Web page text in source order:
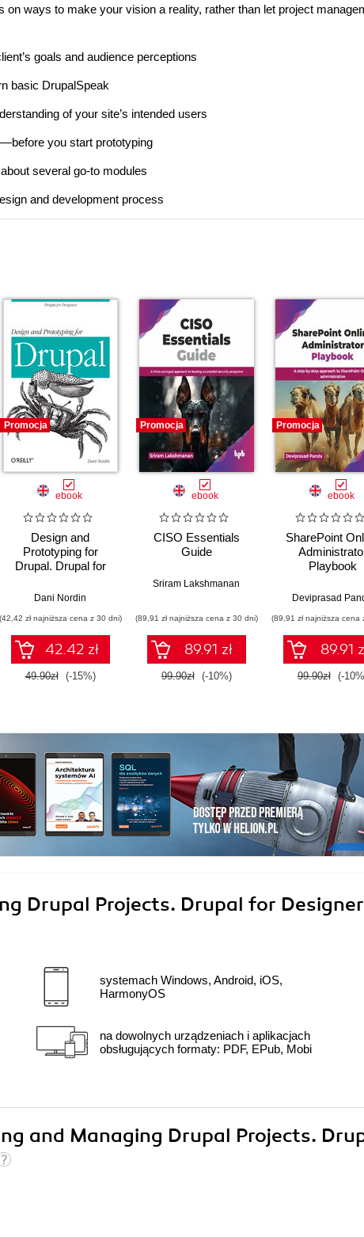
ways to make your vision a reality, rather than let project
goals and audience perceptions
basic DrupalSpeak
of your site’s intended users
you start prototyping
several go-to modules
and development process
Promocja
ebook
Design and
Prototyping for
Drupal. Drupal for
Dani Nordin
(42,42 zł najniższa cena z 30 dni)
42.42 zł
49.90zł (-15%)
Promocja
ebook
CISO Essentials
Guide
Sriram Lakshmanan
(89,91 zł najniższa cena z 30 dni)
89.91 zł
99.90zł (-10%)
Promocja
ebook
SharePoint
Playbook
Deviprasad
(89,91 zł najniższa cena
89.91
99.90zł (-
Drupal Projects. Drupal for
systemach Windows, Android, iOS,
HarmonyOS
na dowolnych urządzeniach i aplikacjach
obsługujących formaty: PDF, EPub, Mobi
and Managing Drupal Projects.